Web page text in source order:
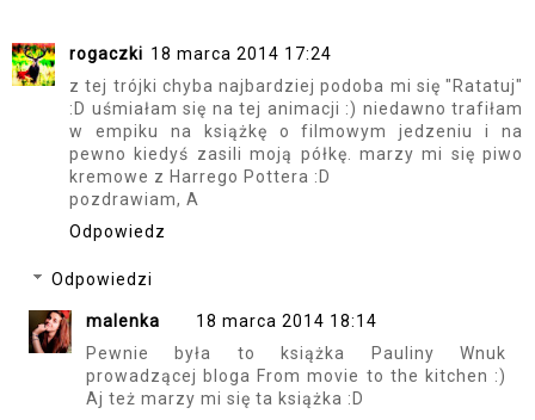
rogaczki 18 marca 2014 17:24
z tej trójki chyba najbardziej podoba mi się "Ratatuj"
:D uśmiałam się na tej animacji :) niedawno trafiłam
w empiku na książkę o filmowym jedzeniu i na
pewno kiedyś zasili moją półkę. marzy mi się piwo
kremowe z Harrego Pottera :D
pozdrawiam, A
Odpowiedz
Odpowiedzi
malenka
18 marca 2014 18:14
Pewnie była to książka Pauliny Wnuk
prowadzącej bloga From movie to the kitchen :)
Aj też marzy mi się ta książka :D